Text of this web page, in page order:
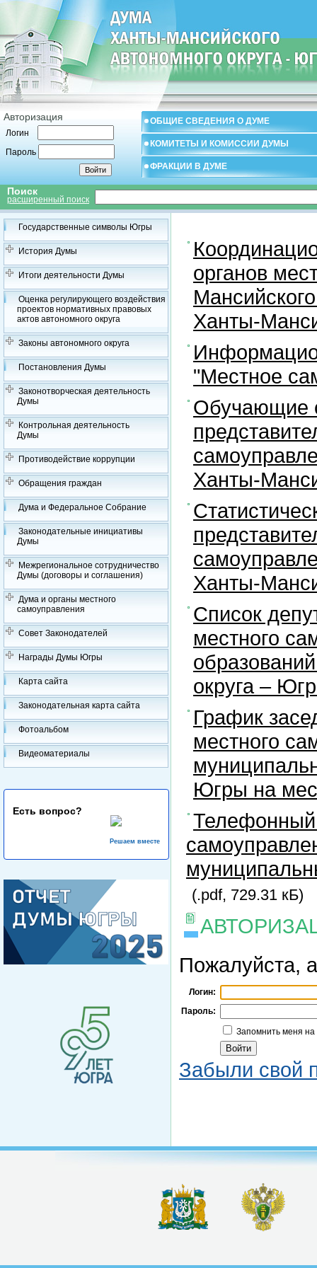
Авторизация
Логин
Пароль
ОБЩИЕ СВЕДЕНИЯ О ДУМЕ
КОМИТЕТЫ И КОМИССИИ ДУМЫ
ФРАКЦИИ В ДУМЕ
Поиск
расширенный поиск
Государственные символы Югры
История Думы
Итоги деятельности Думы
Оценка регулирующего воздействия
проектов нормативных правовых
актов автономного округа
Законы автономного округа
Постановления Думы
Законотворческая деятельность
Думы
Контрольная деятельность
Думы
Противодействие коррупции
Обращения граждан
Дума и Федеральное Собрание
Законодательные инициативы
Думы
Межрегиональное сотрудничество
Думы (договоры и соглашения)
Дума и органы местного
самоуправления
Совет Законодателей
Награды Думы Югры
Карта сайта
Законодательная карта сайта
Фотоальбом
Видеоматериалы
Есть вопрос?
Решаем вместе
органов
Ханты-
"Местное
Обучающие
Ханты-
Ханты-
Список
местного
округа –
График
местного
Югры на
Телефонный
(.pdf, 729.31 кБ)
Пожалуйста,
Логин:
Пароль:
Запомнить меня
Забыли свой